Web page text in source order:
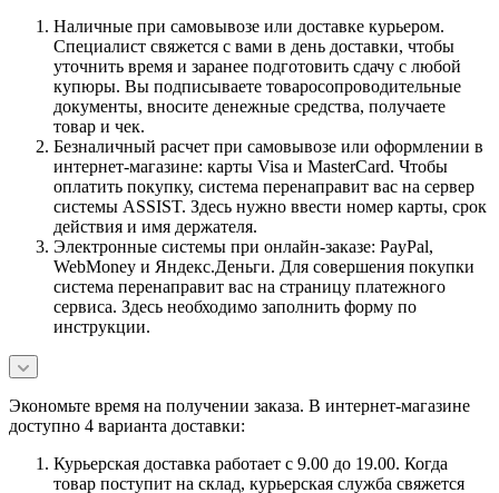
Наличные при самовывозе или доставке курьером.
Специалист свяжется с вами в день доставки, чтобы
уточнить время и заранее подготовить сдачу с любой
купюры. Вы подписываете товаросопроводительные
документы, вносите денежные средства, получаете
товар и чек.
Безналичный расчет при самовывозе или оформлении в
интернет-магазине: карты Visa и MasterCard. Чтобы
оплатить покупку, система перенаправит вас на сервер
системы ASSIST. Здесь нужно ввести номер карты, срок
действия и имя держателя.
Электронные системы при онлайн-заказе: PayPal,
WebMoney и Яндекс.Деньги. Для совершения покупки
система перенаправит вас на страницу платежного
сервиса. Здесь необходимо заполнить форму по
инструкции.
Экономьте время на получении заказа. В интернет-магазине
доступно 4 варианта доставки:
Курьерская доставка работает с 9.00 до 19.00. Когда
товар поступит на склад, курьерская служба свяжется